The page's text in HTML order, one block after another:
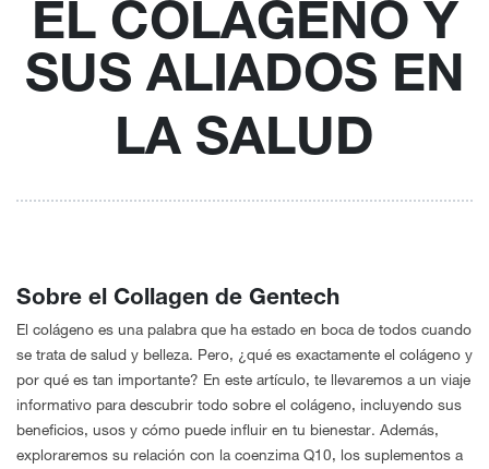
EL COLAGENO Y
SUS ALIADOS EN
LA SALUD
Sobre el Collagen de Gentech
El colágeno es una palabra que ha estado en boca de todos cuando
se trata de salud y belleza. Pero, ¿qué es exactamente el colágeno y
por qué es tan importante? En este artículo, te llevaremos a un viaje
informativo para descubrir todo sobre el colágeno, incluyendo sus
beneficios, usos y cómo puede influir en tu bienestar. Además,
exploraremos su relación con la coenzima Q10, los suplementos a